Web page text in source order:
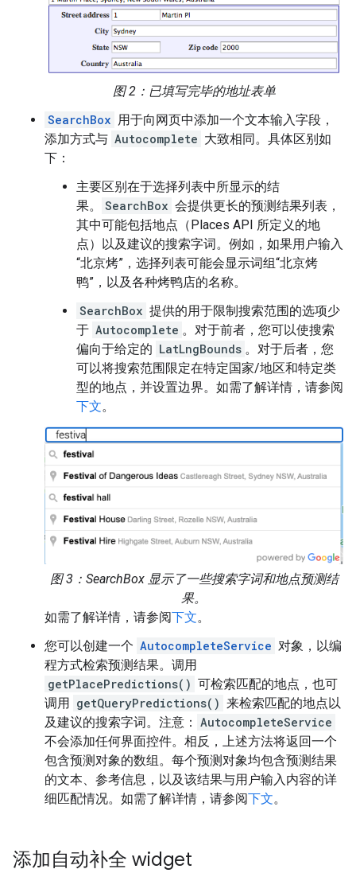
图 2：已填写完毕的地址表单
SearchBox 用于向网页中添加一个文本输入字段，
添加方式与 Autocomplete 大致相同。具体区别如
下：
主要区别在于选择列表中所显示的结
果。
SearchBox 会提供更长的预测结果列表，
其中可能包括地点（Places API 所定义的地
点）以及建议的搜索字词。例如，如果用户输入
“北京烤”，选择列表可能会显示词组“北京烤
鸭”，以及各种烤鸭店的名称。
SearchBox 提供的用于限制搜索范围的选项少
于 Autocomplete 。对于前者，您可以使搜索
偏向于给定的 LatLngBounds 。对于后者，您
可以将搜索范围限定在特定国家/地区和特定类
型的地点，并设置边界。如需了解详情，请参阅
下文。
图 3：SearchBox 显示了一些搜索字词和地点预测结
果。
如需了解详情，请参阅下文。
您可以创建一个 AutocompleteService 对象，以编
程方式检索预测结果。调用
getPlacePredictions() 可检索匹配的地点，也可
调用 getQueryPredictions() 来检索匹配的地点以
及建议的搜索字词。注意： AutocompleteService
不会添加任何界面控件。相反，上述方法将返回一个
包含预测对象的数组。每个预测对象均包含预测结果
的文本、参考信息，以及该结果与用户输入内容的详
细匹配情况。如需了解详情，请参阅下文。
添加自动补全 widget